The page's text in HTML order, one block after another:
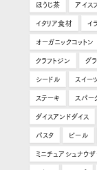
ほうじ茶 アイス
イタリア食材 イ
オーガニックコットン
クラフトジン グ
シードル スイー
ステーキ スパー
ダイスアンドダイス
パスタ ビール
ミニチュアシュナウ